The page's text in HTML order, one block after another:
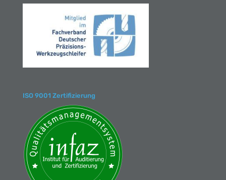
ISO 9001 Zertifizierung